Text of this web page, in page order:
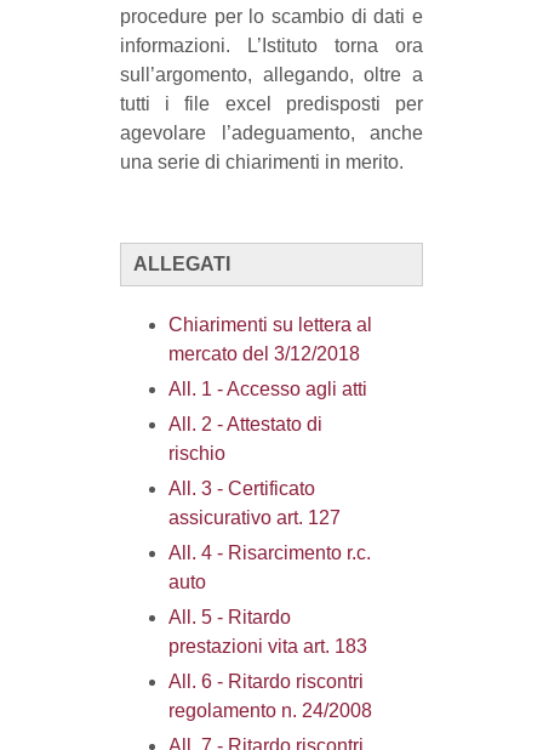
procedure per lo scambio di dati e
informazioni. L’Istituto torna ora
sull’argomento, allegando, oltre a
tutti i file excel predisposti per
agevolare l’adeguamento, anche
una serie di chiarimenti in merito.
ALLEGATI
Chiarimenti su lettera al
mercato del 3/12/2018
All. 1 - Accesso agli atti
All. 2 - Attestato di
rischio
All. 3 - Certificato
assicurativo art. 127
All. 4 - Risarcimento r.c.
auto
All. 5 - Ritardo
prestazioni vita art. 183
All. 6 - Ritardo riscontri
regolamento n. 24/2008
All. 7 - Ritardo riscontri